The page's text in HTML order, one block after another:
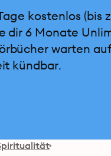
kostenlos (bis
dir 6 Monate
warten
kündbar.